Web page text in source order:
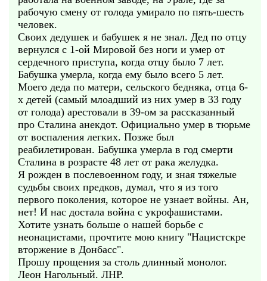
рабочую смену от голода умирало по пять-шесть
человек.
Своих дедушек и бабушек я не знал. Дед по отцу
вернулся с 1-ой Мировой без ноги и умер от
сердечного приступа, когда отцу было 7 лет.
Бабушка умерла, когда ему было всего 5 лет.
Моего деда по матери, сельского бедняка, отца 6-
х детей (самый млоадший из них умер в 33 году
от голода) арестовали в 39-ом за рассказанный
про Сталина анекдот. Официально умер в тюрьме
от воспаления легких. Позже был
реабилетирован. Бабушка умерла в год смерти
Сталина в розрасте 48 лет от рака желудка.
Я рожден в послевоенном году, и зная тяжелые
судьбы своих предков, думал, что я из того
первого поколения, которое не узнает войны. Ан,
нет! И нас достала война с укрофашистами.
Хотите узнать больше о нашей борьбе с
неонацистами, прочтите мою книгу "Нацистскре
вторжение в Донбасс".
Прошу прощения за столь длинный монолог.
Леон Нагольный. ЛНР.